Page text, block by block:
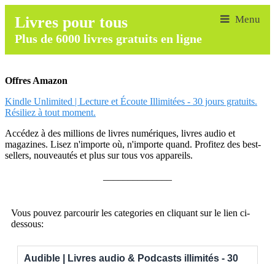
Livres pour tous
Plus de 6000 livres gratuits en ligne
Offres Amazon
Kindle Unlimited | Lecture et Écoute Illimitées - 30 jours gratuits.
Résiliez à tout moment.
Accédez à des millions de livres numériques, livres audio et
magazines. Lisez n'importe où, n'importe quand. Profitez des best-
sellers, nouveautés et plus sur tous vos appareils.
Vous pouvez parcourir les categories en cliquant sur le lien ci-
dessous:
Audible | Livres audio & Podcasts illimités - 30